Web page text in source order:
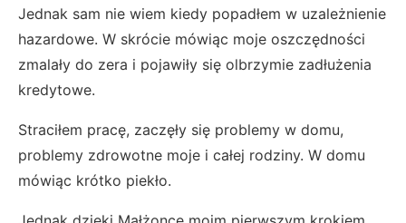
Jednak sam nie wiem kiedy popadłem w uzależnienie
hazardowe. W skrócie mówiąc moje oszczędności
zmalały do zera i pojawiły się olbrzymie zadłużenia
kredytowe.
Straciłem pracę, zaczęły się problemy w domu,
problemy zdrowotne moje i całej rodziny. W domu
mówiąc krótko piekło.